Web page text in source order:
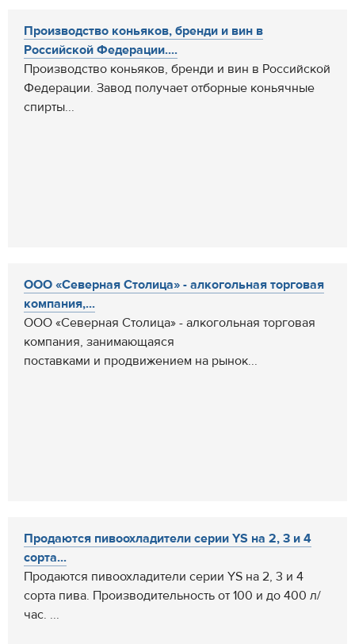
Производство коньяков, бренди и вин в
Российской Федерации....
Производство коньяков, бренди и вин в Российской
Федерации. Завод получает отборные коньячные
спирты...
ООО «Северная Столица» - алкогольная торговая
компания,...
ООО «Северная Столица» - алкогольная торговая
компания, занимающаяся
поставками и продвижением на рынок...
Продаются пивоохладители серии YS на 2, 3 и 4
сорта...
Продаются пивоохладители серии YS на 2, 3 и 4
сорта пива. Производительность от 100 и до 400 л/
час. ...